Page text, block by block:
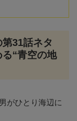
31話ネタ
“青空の地
がひとり海辺に